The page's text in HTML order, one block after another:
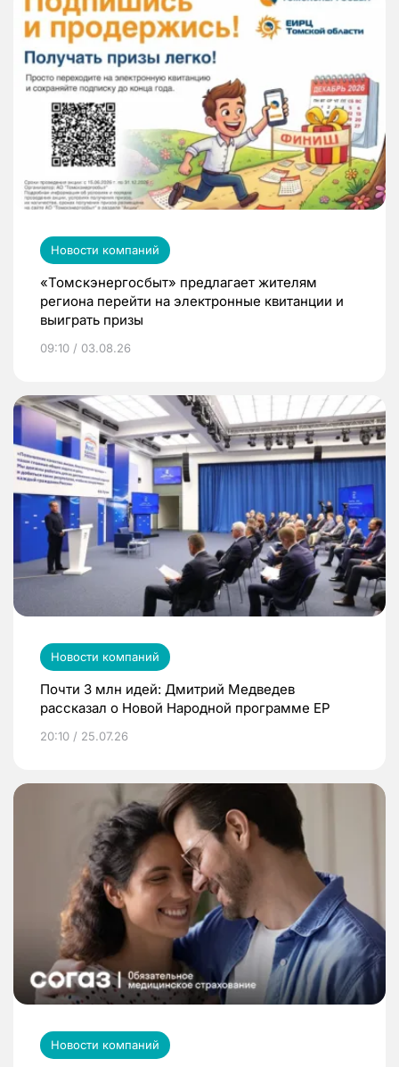
Новости компаний
«Томскэнергосбыт» предлагает жителям
региона перейти на электронные квитанции и
выиграть призы
09:10 / 03.08.26
Новости компаний
Почти 3 млн идей: Дмитрий Медведев
рассказал о Новой Народной программе ЕР
20:10 / 25.07.26
Новости компаний